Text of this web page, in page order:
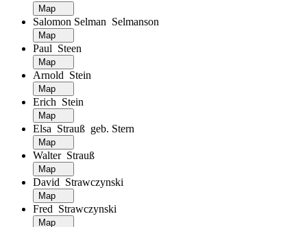
Salomon Selman Selmanson
Paul Steen
Arnold Stein
Erich Stein
Elsa Strauß geb. Stern
Walter Strauß
David Strawczynski
Fred Strawczynski